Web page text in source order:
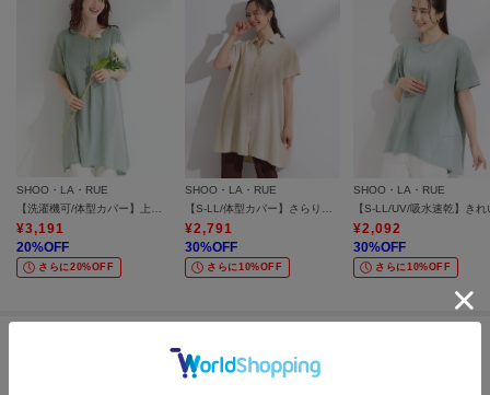
SHOO・LA・RUE
¥3,191
20%OFF
さらに20%OFF
SHOO・LA・RUE
¥2,791
30%OFF
さらに10%OFF
SHOO・LA・RUE
¥2,092
30%OFF
さらに10%OFF
この商品を見た人はコチラの商品も
チェックしています